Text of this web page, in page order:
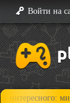
Войти на
мини